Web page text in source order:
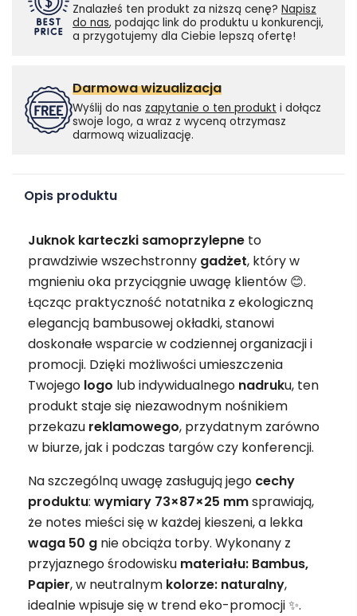
Znalazłeś ten produkt za niższą cenę? Napisz
do nas, podając link do produktu u konkurencji,
a przygotujemy dla Ciebie lepszą ofertę!
Darmowa wizualizacja
Wyślij do nas zapytanie o ten produkt i dołącz
swoje logo, a wraz z wyceną otrzymasz
darmową wizualizację.
Opis produktu
Juknok karteczki samoprzylepne to
prawdziwie wszechstronny gadżet, który w
mgnieniu oka przyciągnie uwagę klientów 😊.
Łącząc praktyczność notatnika z ekologiczną
elegancją bambusowej okładki, stanowi
doskonałe wsparcie w codziennej organizacji i
promocji. Dzięki możliwości umieszczenia
Twojego logo lub indywidualnego nadruku, ten
produkt staje się niezawodnym nośnikiem
przekazu reklamowego, przydatnym zarówno
w biurze, jak i podczas targów czy konferencji.
Na szczególną uwagę zasługują jego cechy
produktu: wymiary 73×87×25 mmsprawiają,
że notes mieści się w każdej kieszeni, a lekka
waga 50 g nie obciąża torby. Wykonany z
przyjaznego środowisku materiału: Bambus,
Papier, w neutralnym kolorze: naturalny,
idealnie wpisuje się w trend eko-promocji ✨.